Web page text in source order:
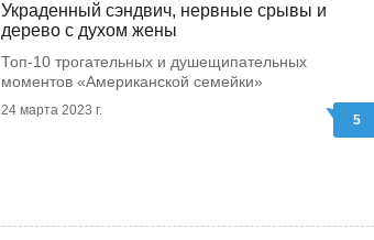
Украденный сэндвич, нервные срывы и
дерево с духом жены
Топ-10 трогательных и душещипательных
моментов «Американской семейки»
24 марта 2023 г.
5